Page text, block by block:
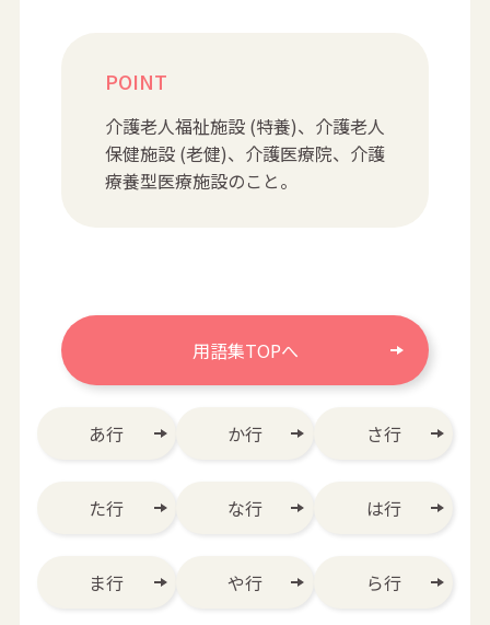
POINT
介護老人福祉施設 (特養)、介護老人
保健施設 (老健)、介護医療院、介護
療養型医療施設のこと。
用語集TOPへ
あ行 か行 さ行
た行 な行 は行
ま行 や行 ら行